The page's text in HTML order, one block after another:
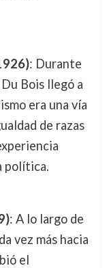
: Durante
Bois llegó a
era una vía
de razas
política.
: A lo largo de
vez más hacia
el